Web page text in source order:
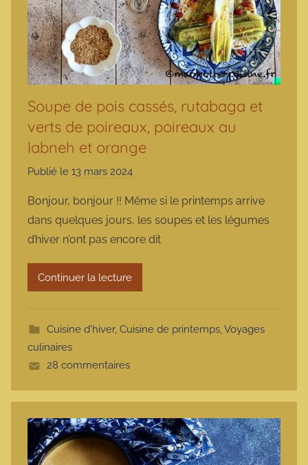
Soupe de pois cassés, rutabaga et
verts de poireaux, poireaux au
labneh et orange
Publié le 13 mars 2024
r
m
a
r
t
Bonjour, bonjour !! Même si le printemps arrive
dans quelques jours, les soupes et les légumes
d’hiver n’ont pas encore dit
Continuer la lecture
Cuisine d'hiver, Cuisine de printemps,Voyages
culinaires
28 commentaires